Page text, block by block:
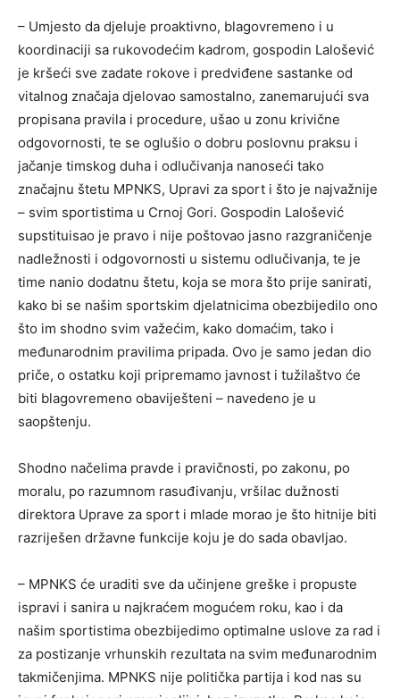
– Umjesto da djeluje proaktivno, blagovremeno i u
koordinaciji sa rukovodećim kadrom, gospodin Lalošević
je kršeći sve zadate rokove i predviđene sastanke od
vitalnog značaja djelovao samostalno, zanemarujući sva
propisana pravila i procedure, ušao u zonu krivične
odgovornosti, te se oglušio o dobru poslovnu praksu i
jačanje timskog duha i odlučivanja nanoseći tako
značajnu štetu MPNKS, Upravi za sport i što je najvažnije
– svim sportistima u Crnoj Gori. Gospodin Lalošević
supstituisao je pravo i nije poštovao jasno razgraničenje
nadležnosti i odgovornosti u sistemu odlučivanja, te je
time nanio dodatnu štetu, koja se mora što prije sanirati,
kako bi se našim sportskim djelatnicima obezbijedilo ono
što im shodno svim važećim, kako domaćim, tako i
međunarodnim pravilima pripada. Ovo je samo jedan dio
priče, o ostatku koji pripremamo javnost i tužilaštvo će
biti blagovremeno obaviješteni – navedeno je u
saopštenju.
Shodno načelima pravde i pravičnosti, po zakonu, po
moralu, po razumnom rasuđivanju, vršilac dužnosti
direktora Uprave za sport i mlade morao je što hitnije biti
razriješen državne funkcije koju je do sada obavljao.
– MPNKS će uraditi sve da učinjene greške i propuste
ispravi i sanira u najkraćem mogućem roku, kao i da
našim sportistima obezbijedimo optimalne uslove za rad i
za postizanje vrhunskih rezultata na svim međunarodnim
takmičenjima. MPNKS nije politička partija i kod nas su